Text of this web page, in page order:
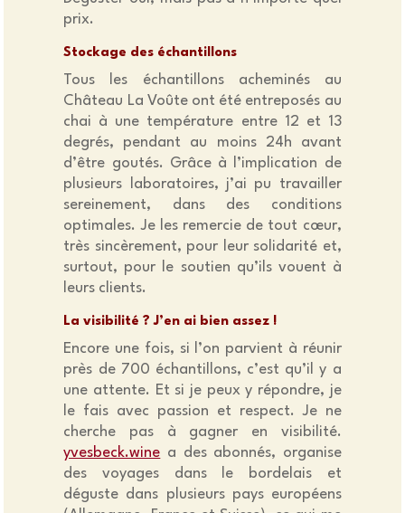
prix.
Stockage des échantillons
Tous les échantillons acheminés au
Château La Voûte ont été entreposés au
chai à une température entre 12 et 13
degrés, pendant au moins 24h avant
d’être goutés. Grâce à l’implication de
plusieurs laboratoires, j’ai pu travailler
sereinement, dans des conditions
optimales. Je les remercie de tout cœur,
très sincèrement, pour leur solidarité et,
surtout, pour le soutien qu’ils vouent à
leurs clients.
La visibilité ? J’en ai bien assez !
Encore une fois, si l’on parvient à réunir
près de 700 échantillons, c’est qu’il y a
une attente. Et si je peux y répondre, je
le fais avec passion et respect. Je ne
cherche pas à gagner en visibilité.
yvesbeck.wine a des abonnés, organise
des voyages dans le bordelais et
déguste dans plusieurs pays européens